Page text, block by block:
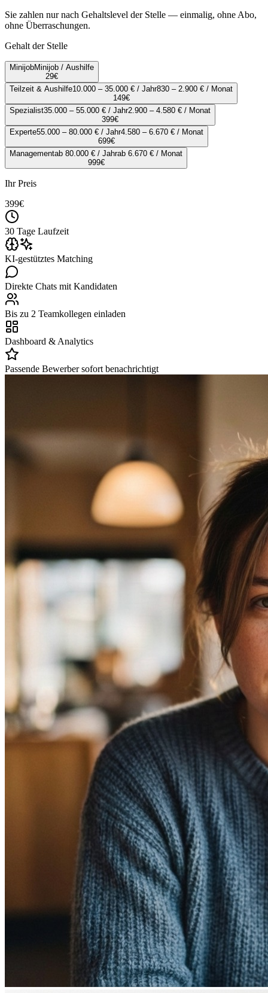
Sie zahlen nur nach Gehaltslevel der Stelle — einmalig, ohne Abo,
ohne Überraschungen.
Gehalt der Stelle
MinijobMinijob / Aushilfe
29€
Teilzeit & Aushilfe10.000 – 35.000 € / Jahr830 – 2.900 € / Monat
149€
Spezialist35.000 – 55.000 € / Jahr2.900 – 4.580 € / Monat
399€
Experte55.000 – 80.000 € / Jahr4.580 – 6.670 € / Monat
699€
Managementab 80.000 € / Jahrab 6.670 € / Monat
999€
Ihr Preis
399€
30 Tage Laufzeit
KI-gestütztes Matching
Direkte Chats mit Kandidaten
Bis zu 2 Teamkollegen einladen
Dashboard & Analytics
Passende Bewerber sofort benachrichtigt